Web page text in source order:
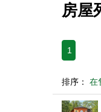
房屋
1
排序： 在